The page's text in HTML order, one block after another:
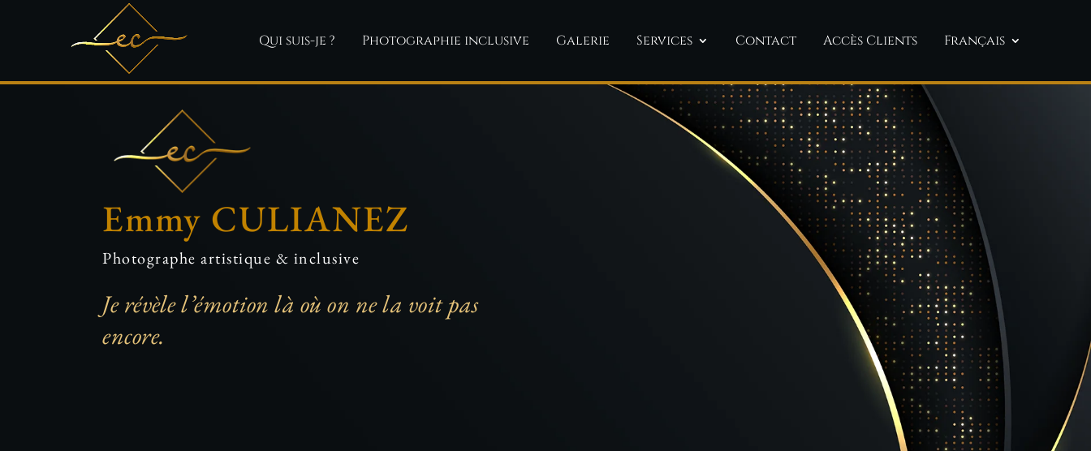
Qui suis-je ? Photographie inclusive Galerie Services Contact Accès Clients Français
Emmy CULIANEZ
Photographe artistique & inclusive
Je révèle l’émotion là où on ne la voit pas
encore.